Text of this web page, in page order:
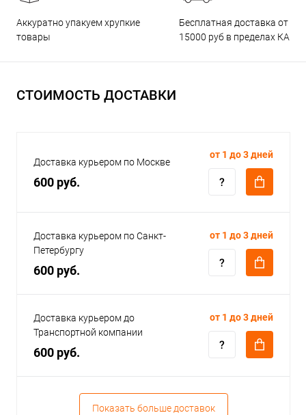
Аккуратно упакуем хрупкие
товары
Бесплатная доставка от
15000 руб в пределах КАД
СТОИМОСТЬ ДОСТАВКИ
Доставка курьером по Москве
600 руб.
от 1 до 3 дней
Доставка курьером по Санкт-
Петербургу
600 руб.
от 1 до 3 дней
Доставка курьером до
Транспортной компании
600 руб.
от 1 до 3 дней
Показать больше доставок